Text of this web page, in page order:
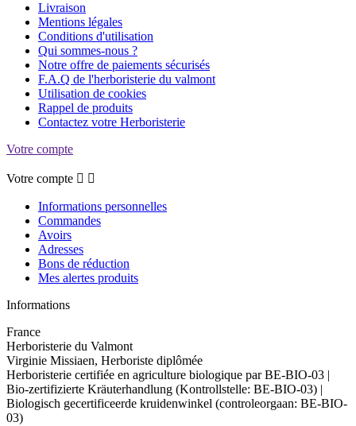
Livraison
Mentions légales
Conditions d'utilisation
Qui sommes-nous ?
Notre offre de paiements sécurisés
F.A.Q de l'herboristerie du valmont
Utilisation de cookies
Rappel de produits
Contactez votre Herboristerie
Votre compte
Votre compte  
Informations personnelles
Commandes
Avoirs
Adresses
Bons de réduction
Mes alertes produits
Informations
France
Herboristerie du Valmont
Virginie Missiaen, Herboriste diplômée
Herboristerie certifiée en agriculture biologique par BE-BIO-03 |
Bio-zertifizierte Kräuterhandlung (Kontrollstelle: BE-BIO-03) |
Biologisch gecertificeerde kruidenwinkel (controleorgaan: BE-BIO-
03)